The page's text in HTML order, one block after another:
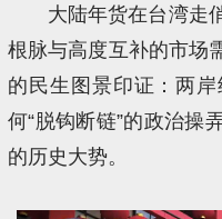
大陆年货在台湾走
根脉与高度互补的市场
的民生图景印证：两
何“脱钩断链”的政治操
的历史大势。